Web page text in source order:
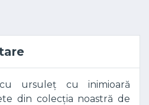
ursuleț cu inimioară
din colecția noastră de